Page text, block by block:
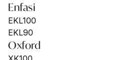
Enfasi
EKL100
EKL90
Oxford